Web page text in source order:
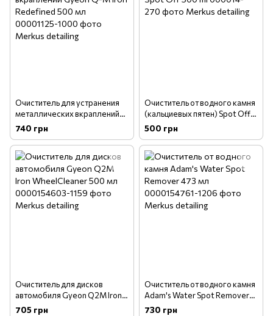
Очиститель для устранения
металлических вкраплений
Gyeon Q²M Iron Redefined
500 мл
740 грн
Очиститель от водного камня
(кальциевых пятен) Spot Off
500 ml
500 грн
Очиститель для дисков
автомобиля Gyeon Q2M Iron
WheelCleaner 500 мл
705 грн
Очиститель от водного камня
Adam's Water Spot Remover
473 мл
730 грн